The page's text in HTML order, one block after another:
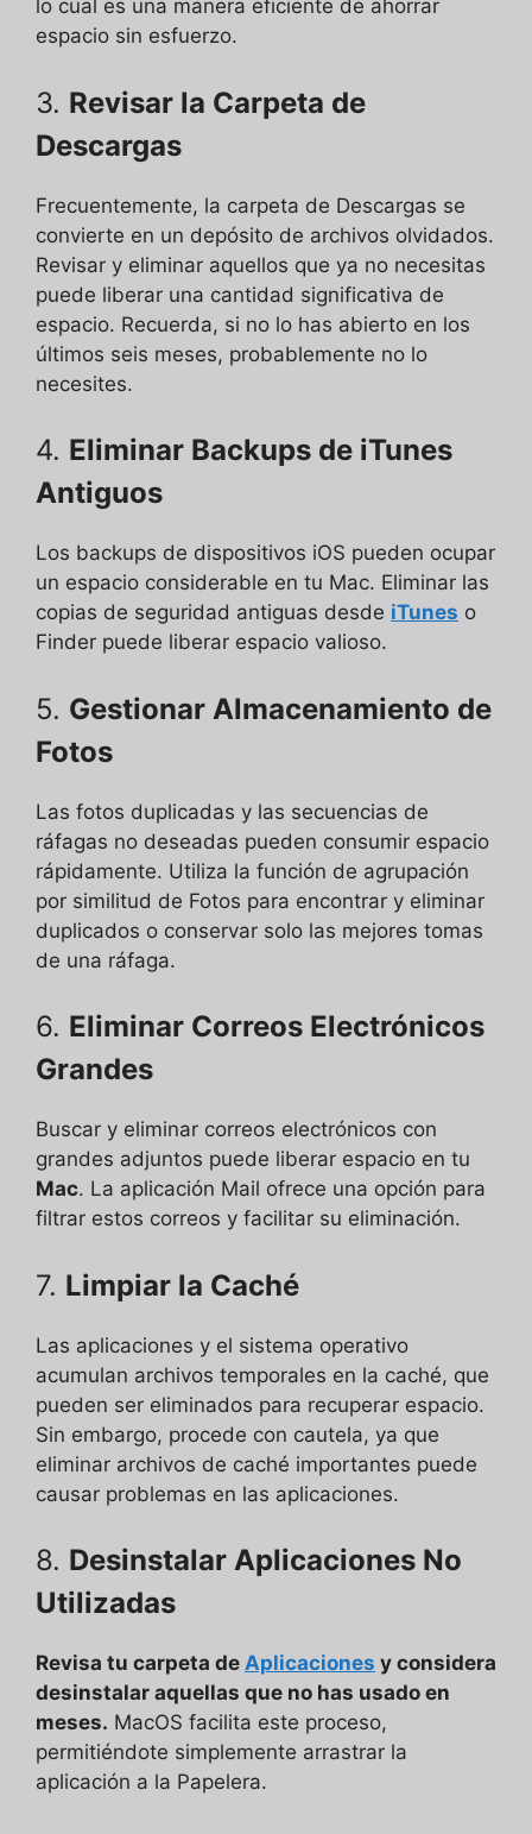
lo cual es una manera eficiente de ahorrar
espacio sin esfuerzo.
3. Revisar la Carpeta de
Descargas
Frecuentemente, la carpeta de Descargas se
convierte en un depósito de archivos olvidados.
Revisar y eliminar aquellos que ya no necesitas
puede liberar una cantidad significativa de
espacio. Recuerda, si no lo has abierto en los
últimos seis meses, probablemente no lo
necesites.
4. Eliminar Backups de iTunes
Antiguos
Los backups de dispositivos iOS pueden ocupar
un espacio considerable en tu Mac. Eliminar las
copias de seguridad antiguas desde iTunes o
Finder puede liberar espacio valioso.
5. Gestionar Almacenamiento de
Fotos
Las fotos duplicadas y las secuencias de
ráfagas no deseadas pueden consumir espacio
rápidamente. Utiliza la función de agrupación
por similitud de Fotos para encontrar y eliminar
duplicados o conservar solo las mejores tomas
de una ráfaga.
6. Eliminar Correos Electrónicos
Grandes
Buscar y eliminar correos electrónicos con
grandes adjuntos puede liberar espacio en tu
Mac. La aplicación Mail ofrece una opción para
filtrar estos correos y facilitar su eliminación.
7. Limpiar la Caché
Las aplicaciones y el sistema operativo
acumulan archivos temporales en la caché, que
pueden ser eliminados para recuperar espacio.
Sin embargo, procede con cautela, ya que
eliminar archivos de caché importantes puede
causar problemas en las aplicaciones.
8. Desinstalar Aplicaciones No
Utilizadas
Revisa tu carpeta de Aplicaciones y considera
desinstalar aquellas que no has usado en
meses. MacOS facilita este proceso,
permitiéndote simplemente arrastrar la
aplicación a la Papelera.